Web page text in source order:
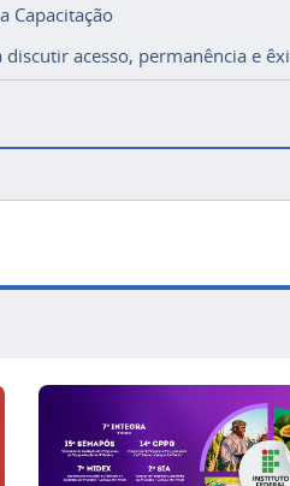
Capacitação
acesso, permanência e